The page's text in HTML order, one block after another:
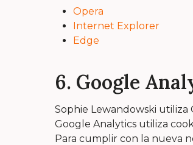
Opera
Internet Explorer
Edge
6. Google
Sophie Lewandowski utiliza
Google Analytics utiliza
Para cumplir con la nueva